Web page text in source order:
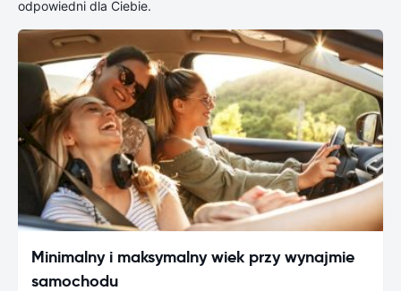
odpowiedni dla Ciebie.
Minimalny i maksymalny wiek przy wynajmie
samochodu